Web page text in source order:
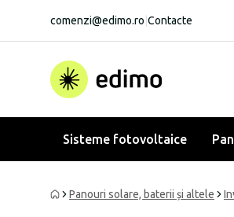
comenzi@edimo.ro Contacte
Sisteme fotovoltaice
Panouri solare, baterii și altele